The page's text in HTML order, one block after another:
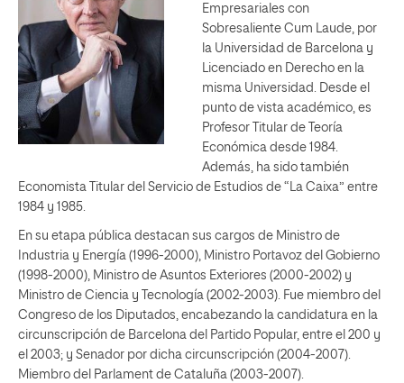
Empresariales con
Sobresaliente Cum Laude, por
la Universidad de Barcelona y
Licenciado en Derecho en la
misma Universidad. Desde el
punto de vista académico, es
Profesor Titular de Teoría
Económica desde 1984.
Además, ha sido también
Economista Titular del Servicio de Estudios de “La Caixa” entre
1984 y 1985.
En su etapa pública destacan sus cargos de Ministro de
Industria y Energía (1996-2000), Ministro Portavoz del Gobierno
(1998-2000), Ministro de Asuntos Exteriores (2000-2002) y
Ministro de Ciencia y Tecnología (2002-2003). Fue miembro del
Congreso de los Diputados, encabezando la candidatura en la
circunscripción de Barcelona del Partido Popular, entre el 200 y
el 2003; y Senador por dicha circunscripción (2004-2007).
Miembro del Parlament de Cataluña (2003-2007).